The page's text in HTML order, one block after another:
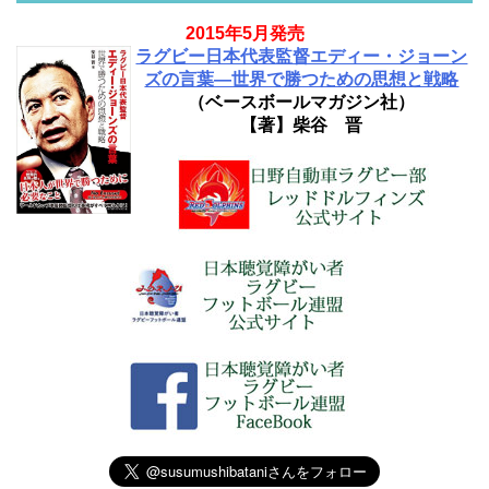
2015年5月発売
ラグビー日本代表監督エディー・ジョーン
ズの言葉―世界で勝つための思想と戦略
（ベースボールマガジン社）
【著】柴谷 晋